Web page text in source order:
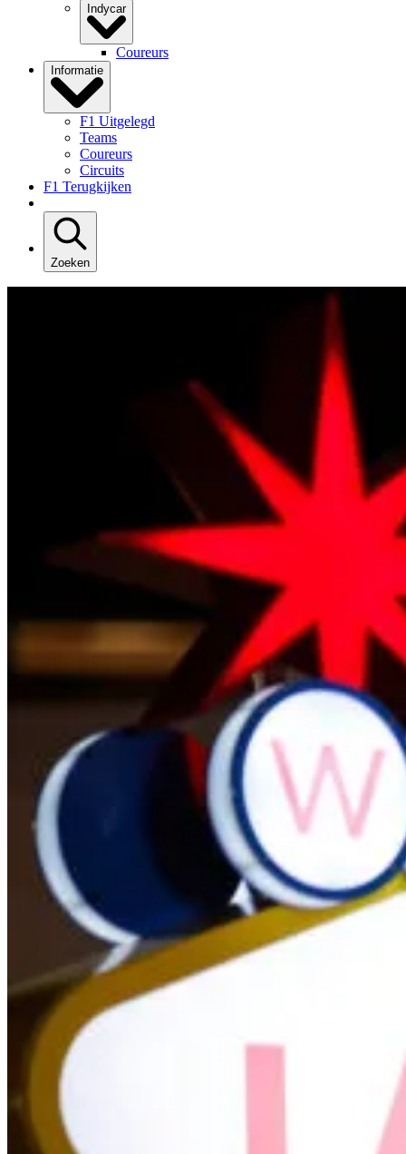
Indycar
Coureurs
Informatie
F1 Uitgelegd
Teams
Coureurs
Circuits
F1 Terugkijken
Zoeken